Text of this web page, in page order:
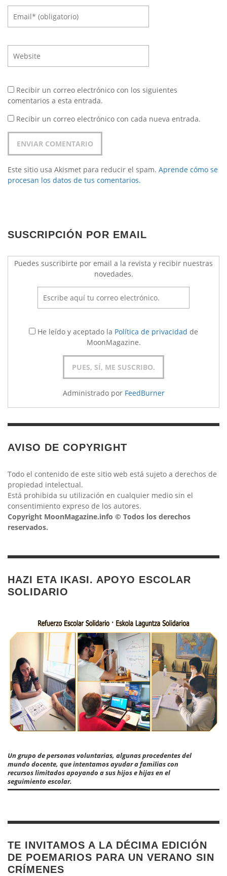
Recibir un correo electrónico con los siguientes
comentarios a esta entrada.
Recibir un correo electrónico con cada nueva entrada.
Este sitio usa Akismet para reducir el spam. Aprende cómo se
procesan los datos de tus comentarios.
SUSCRIPCIÓN POR EMAIL
Puedes suscribirte por email a la revista y recibir nuestras
novedades.
He leído y aceptado la Política de privacidad de
MoonMagazine.
Administrado por FeedBurner
AVISO DE COPYRIGHT
Todo el contenido de este sitio web está sujeto a derechos de
propiedad intelectual.
Está prohibida su utilización en cualquier medio sin el
consentimiento expreso de los autores.
Copyright MoonMagazine.info © Todos los derechos
reservados.
HAZI ETA IKASI. APOYO ESCOLAR
SOLIDARIO
Un grupo de personas voluntarias, algunas procedentes del
mundo docente, que intentamos ayudar a familias con
recursos limitados apoyando a sus hijos e hijas en el
seguimiento escolar.
TE INVITAMOS A LA DÉCIMA EDICIÓN
DE POEMARIOS PARA UN VERANO SIN
CRÍMENES